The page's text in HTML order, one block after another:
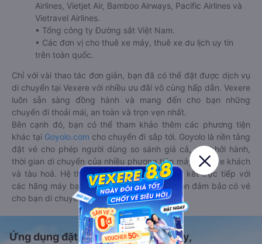
Airlines, Vietjet Air, Bamboo Airways, Pacific Airlines và
Vietravel Airlines.
• Tổng công ty Đường sắt Việt Nam.
• Các đơn vị cho thuê xe máy, thuê xe du lịch uy tín
trên toàn quốc.
Chỉ với vài thao tác đơn giản, bạn đã có thể đặt được dịch vụ
di chuyển tại Vexere với nhiều ưu đãi vô cùng hấp dẫn. Vexere
luôn sẵn sàng đồng hành và mang đến cho bạn những
chuyến đi thoải mái, an toàn và trọn vẹn nhất.
Bên cạnh đó, bạn có thể tham khảo thêm các phương tiện
khác tại Goyolo.com cho chuyến đi sắp tới. Goyolo là nền tảng
đặt vé cho phép người dùng so sánh giá cả, giờ khởi hành,
thời gian di chuyển của nhiều phương tiện máy bay, xe khách
và tàu hoả. Hệ thống của Goyolo được liên kết trực tiếp với
các hãng máy bay, xe khách và tàu hoả, luôn đảm bảo có vé
cho bạn di chuyển.
Ứng dụng đặt vé Xe khách, Máy bay,